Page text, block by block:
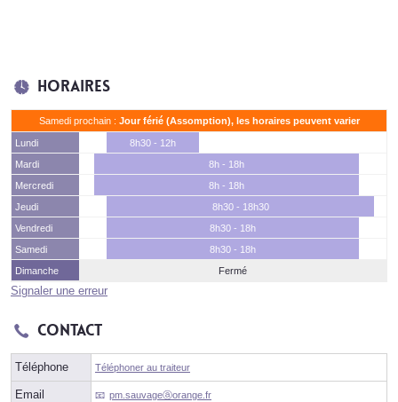
Horaires
Samedi prochain : Jour férié (Assomption), les horaires peuvent varier
Lundi
8h30 - 12h
Mardi
8h - 18h
Mercredi
8h - 18h
Jeudi
8h30 - 18h30
Vendredi
8h30 - 18h
Samedi
8h30 - 18h
Dimanche
Fermé
Signaler une erreur
Contact
Téléphone Téléphoner au traiteur
Email pm.sauvageⓐorange.fr